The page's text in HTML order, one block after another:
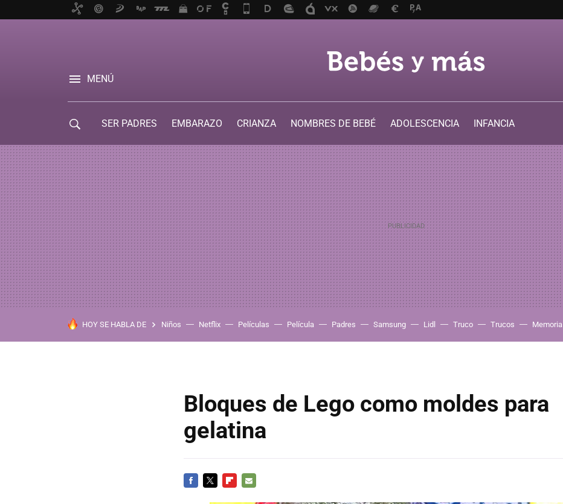
MENÚ
SER PADRES EMBARAZO CRIANZA NOMBRES DE BEBÉ ADOLESCENCIA
INFANCIA
HOY SE HABLA DE Niños Netflix Películas Película Padres Samsung Lidl Truco Trucos Memoria
Bloques de Lego como moldes para
gelatina